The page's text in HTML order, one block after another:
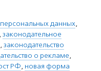
данных,
, законодательное
, законодательство
о рекламе,
РФ, новая форма